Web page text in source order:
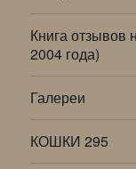
Книга отзывов
2004 года)
Галереи
КОШКИ 295